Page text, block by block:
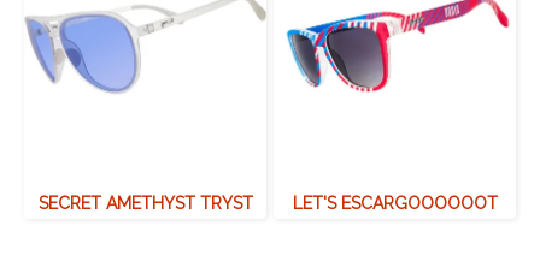
SECRET AMETHYST TRYST LET'S ESCARGOOOOOOT